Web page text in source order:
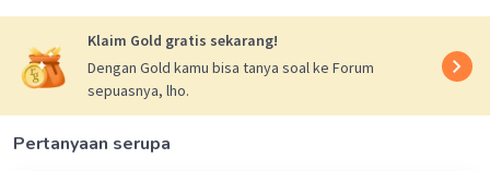
Klaim Gold gratis sekarang!
Dengan Gold kamu bisa tanya soal ke Forum
sepuasnya, lho.
Pertanyaan serupa